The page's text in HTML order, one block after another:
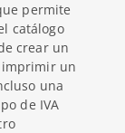
permite
catálogo
crear un
imprimir un
una
de IVA